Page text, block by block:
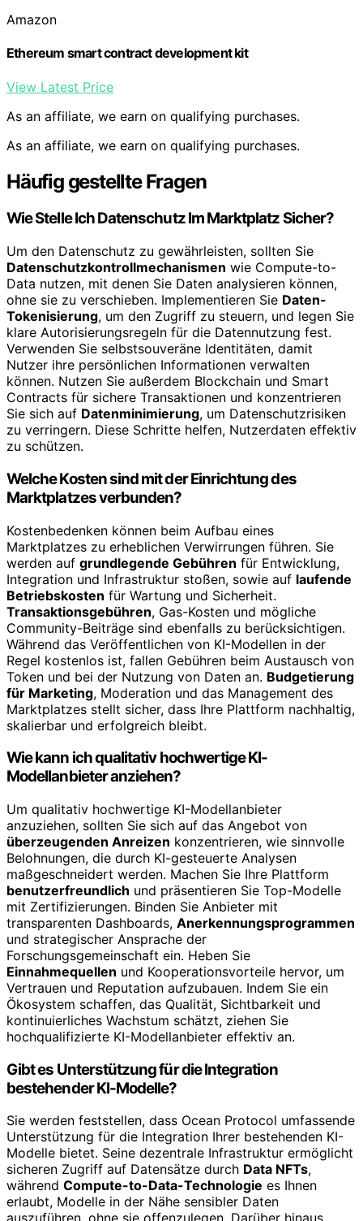
Amazon
Ethereum smart contract development kit
View Latest Price
As an affiliate, we earn on qualifying purchases.
As an affiliate, we earn on qualifying purchases.
Häufig gestellte Fragen
Wie Stelle Ich Datenschutz Im Marktplatz Sicher?
Um den Datenschutz zu gewährleisten, sollten Sie
Datenschutzkontrollmechanismen wie Compute-to-
Data nutzen, mit denen Sie Daten analysieren können,
ohne sie zu verschieben. Implementieren Sie Daten-
Tokenisierung, um den Zugriff zu steuern, und legen Sie
klare Autorisierungsregeln für die Datennutzung fest.
Verwenden Sie selbstsouveräne Identitäten, damit
Nutzer ihre persönlichen Informationen verwalten
können. Nutzen Sie außerdem Blockchain und Smart
Contracts für sichere Transaktionen und konzentrieren
Sie sich auf Datenminimierung, um Datenschutzrisiken
zu verringern. Diese Schritte helfen, Nutzerdaten effektiv
zu schützen.
Welche Kosten sind mit der Einrichtung des
Marktplatzes verbunden?
Kostenbedenken können beim Aufbau eines
Marktplatzes zu erheblichen Verwirrungen führen. Sie
werden auf grundlegende Gebühren für Entwicklung,
Integration und Infrastruktur stoßen, sowie auf laufende
Betriebskosten für Wartung und Sicherheit.
Transaktionsgebühren, Gas-Kosten und mögliche
Community-Beiträge sind ebenfalls zu berücksichtigen.
Während das Veröffentlichen von KI-Modellen in der
Regel kostenlos ist, fallen Gebühren beim Austausch von
Token und bei der Nutzung von Daten an. Budgetierung
für Marketing, Moderation und das Management des
Marktplatzes stellt sicher, dass Ihre Plattform nachhaltig,
skalierbar und erfolgreich bleibt.
Wie kann ich qualitativ hochwertige KI-
Modellanbieter anziehen?
Um qualitativ hochwertige KI-Modellanbieter
anzuziehen, sollten Sie sich auf das Angebot von
überzeugenden Anreizen konzentrieren, wie sinnvolle
Belohnungen, die durch KI-gesteuerte Analysen
maßgeschneidert werden. Machen Sie Ihre Plattform
benutzerfreundlich und präsentieren Sie Top-Modelle
mit Zertifizierungen. Binden Sie Anbieter mit
transparenten Dashboards, Anerkennungsprogrammen
und strategischer Ansprache der
Forschungsgemeinschaft ein. Heben Sie
Einnahmequellen und Kooperationsvorteile hervor, um
Vertrauen und Reputation aufzubauen. Indem Sie ein
Ökosystem schaffen, das Qualität, Sichtbarkeit und
kontinuierliches Wachstum schätzt, ziehen Sie
hochqualifizierte KI-Modellanbieter effektiv an.
Gibt es Unterstützung für die Integration
bestehender KI-Modelle?
Sie werden feststellen, dass Ocean Protocol umfassende
Unterstützung für die Integration Ihrer bestehenden KI-
Modelle bietet. Seine dezentrale Infrastruktur ermöglicht
sicheren Zugriff auf Datensätze durch Data NFTs,
während Compute-to-Data-Technologie es Ihnen
erlaubt, Modelle in der Nähe sensibler Daten